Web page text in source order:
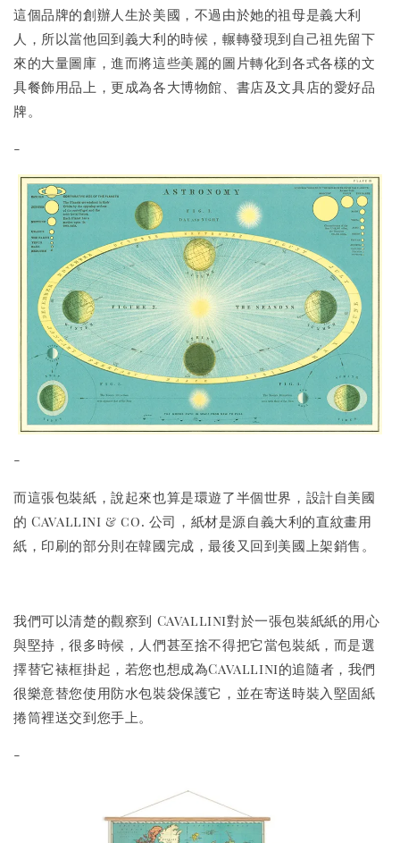
這個品牌的創辦人生於美國，不過由於她的祖母是義大利
人，所以當他回到義大利的時候，輾轉發現到自己祖先留下
來的大量圖庫，進而將這些美麗的圖片轉化到各式各樣的文
具餐飾用品上，更成為各大博物館、書店及文具店的愛好品
牌。
-
-
而這張包裝紙，說起來也算是環遊了半個世界，設計自美國
的 Cavallini & co. 公司，紙材是源自義大利的直紋畫用
紙，印刷的部分則在韓國完成，最後又回到美國上架銷售。
我們可以清楚的觀察到 Cavallini對於一張包裝紙紙的用心
與堅持，很多時候，人們甚至捨不得把它當包裝紙，而是選
擇替它裱框掛起，若您也想成為Cavallini的追隨者，我們
很樂意替您使用防水包裝袋保護它，並在寄送時裝入堅固紙
捲筒裡送交到您手上。
-